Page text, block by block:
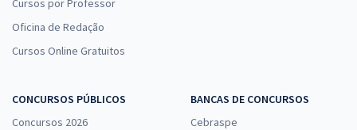
Cursos por Professor
Oficina de Redação
Cursos Online Gratuitos
CONCURSOS PÚBLICOS
Concursos 2026
BANCAS DE CONCURSOS
Cebraspe